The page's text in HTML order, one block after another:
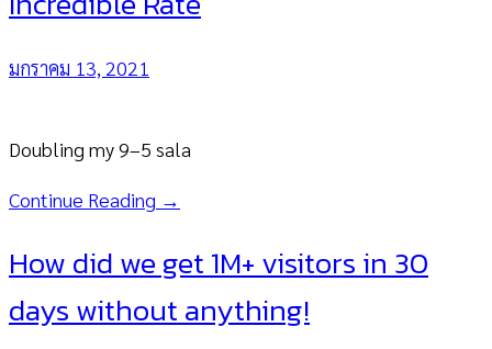
มกราคม 13, 2021
Doubling my 9–5 sala
Continue Reading →
How did we get 1M+ visitors in 30
days without anything!